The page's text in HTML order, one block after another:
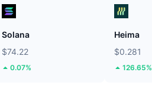
Solana
$74.22
0.07%
Heima
$0.281
126.65%